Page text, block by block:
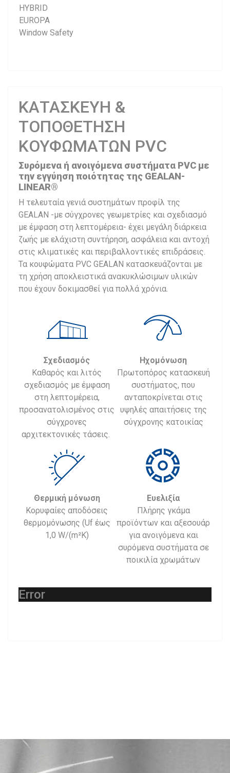
HYBRID
EUROPA
Window Safety
ΚΑΤΑΣΚΕΥΗ &
ΤΟΠΟΘΕΤΗΣΗ
ΚΟΥΦΩΜΑΤΩΝ PVC
Συρόμενα ή ανοιγόμενα συστήματα PVC με
την εγγύηση ποιότητας της GEALAN-
LINEAR®
Η τελευταία γενιά συστημάτων προφίλ της
GEALAN -με σύγχρονες γεωμετρίες και σχεδιασμό
με έμφαση στη λεπτομέρεια- έχει μεγάλη διάρκεια
ζωής με ελάχιστη συντήρηση, ασφάλεια και αντοχή
στις κλιματικές και περιβαλλοντικές επιδράσεις.
Τα κουφώματα PVC GEALAN κατασκευάζονται με
τη χρήση αποκλειστικά ανακυκλώσιμων υλικών
που έχουν δοκιμασθεί για πολλά χρόνια.
Σχεδιασμός
Καθαρός και λιτός
σχεδιασμός με έμφαση
στη λεπτομέρεια,
προσανατολισμένος στις
σύγχρονες
αρχιτεκτονικές τάσεις.
Ηχομόνωση
Πρωτοπόρος κατασκευή
συστήματος, που
ανταποκρίνεται στις
υψηλές απαιτήσεις της
σύγχρονης κατοικίας
Θερμική μόνωση
Κορυφαίες αποδόσεις
θερμομόνωσης (Uf έως
1,0 W/(m²K)
Ευελιξία
Πλήρης γκάμα
προϊόντων και αξεσουάρ
για ανοιγόμενα και
συρόμενα συστήματα σε
ποικιλία χρωμάτων
Error